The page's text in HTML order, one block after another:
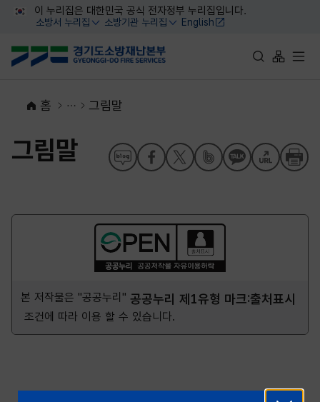
대메뉴 바로가기
본문 바로가기
이 누리집은 대한민국 공식 전자정부 누리집입니다.
소방서 누리집
열기
소방기관 누리집
열기
English
통합검색 바로가
사이트맵
전체
홈 그림말
그림말
본 저작물은 "공공누리" 공공누리 제1유형 마크:출처표시
조건에 따라 이용 할 수 있습니다.